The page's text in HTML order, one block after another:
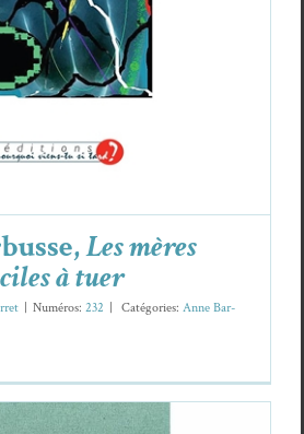
Les mères
à tuer
Numéros: 232 Caté­gories: Anne Bar­